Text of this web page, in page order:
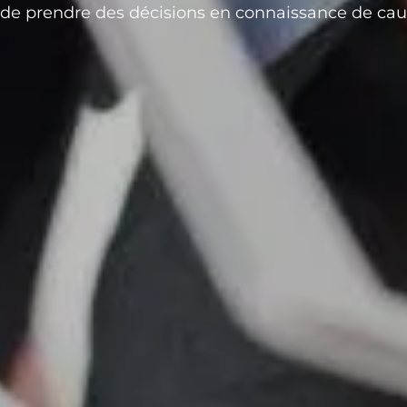
prendre des décisions en connaissance de